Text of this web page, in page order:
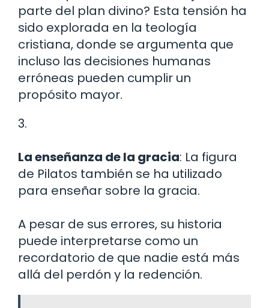
parte del plan divino? Esta tensión ha
sido explorada en la teología
cristiana, donde se argumenta que
incluso las decisiones humanas
erróneas pueden cumplir un
propósito mayor.
3.
La enseñanza de la gracia: La figura
de Pilatos también se ha utilizado
para enseñar sobre la gracia.
A pesar de sus errores, su historia
puede interpretarse como un
recordatorio de que nadie está más
allá del perdón y la redención.